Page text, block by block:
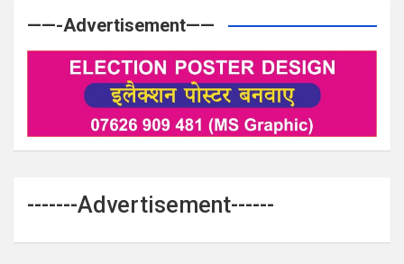
——-Advertisement——
-------Advertisement------